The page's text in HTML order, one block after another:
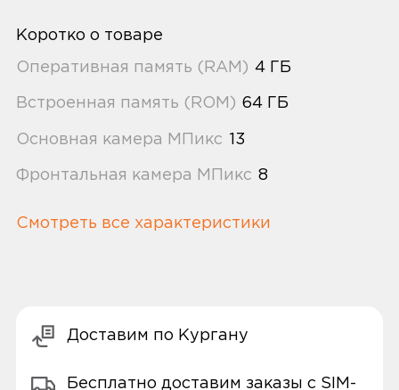
Коротко о товаре
Оперативная память (RAM) 4 ГБ
Встроенная память (ROM) 64 ГБ
Основная камера МПикс 13
Фронтальная камера МПикс 8
Смотреть все характеристики
Доставим по Кургану
Бесплатно доставим заказы с SIM-